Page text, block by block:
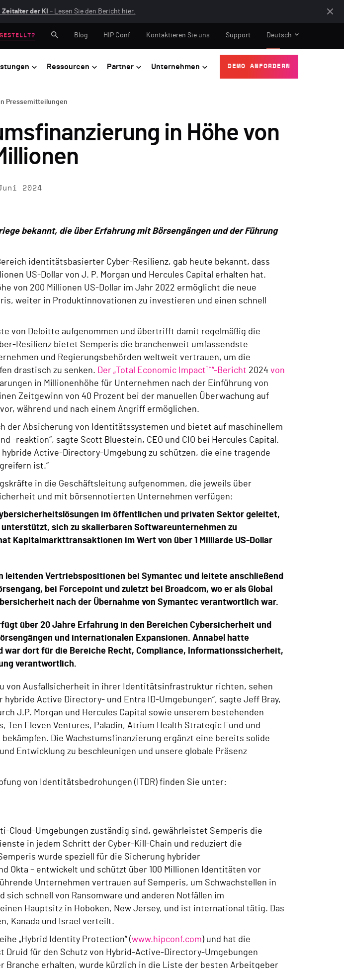
der KI – Lesen Sie den Bericht hier.
Ressourcen Partner Unternehmen DEMO ANFORDERN
Blog HIP Conf Kontaktieren Sie uns Support Deutsch
Pressemitteilungen
in Höhe von
2024
bekannt, die über Erfahrung mit Börsengängen und der Führung
identitätsbasierter Cyber-Resilienz, gab heute bekannt, dass
US-Dollar von J. P. Morgan und Hercules Capital erhalten hat.
von 200 Millionen US-Dollar im Jahr 2022 ermöglicht die neue
weiter in Produktinnovationen zu investieren und einen schnell
von Deloitte aufgenommen und übertrifft damit regelmäßig die
Resilienz bietet Semperis die branchenweit umfassendste
und Regierungsbehörden weltweit vertrauen, um die
drastisch zu senken. Der „Total Economic Impact™“-Bericht 2024 von
in Millionenhöhe für Unternehmen nach der Einführung von
Zeitgewinn von 40 Prozent bei der manuellen Überwachung auf
während und nach einem Angriff ermöglichen.
Absicherung von Identitätssystemen und bietet auf maschinellem
-reaktion“, sagte Scott Bluestein, CEO und CIO bei Hercules Capital.
Active-Directory-Umgebung zu schützen, die eine tragende
ist.“
in die Geschäftsleitung aufgenommen, die jeweils über
und mit börsennotierten Unternehmen verfügen:
im öffentlichen und privaten Sektor geleitet,
sich zu skalierbaren Softwareunternehmen zu
Kapitalmarkttransaktionen im Wert von über 1 Milliarde US-Dollar
leitenden Vertriebspositionen bei Symantec und leitete anschließend
bei Forcepoint und zuletzt bei Broadcom, wo er als Global
nach der Übernahme von Symantec verantwortlich war.
über 20 Jahre Erfahrung in den Bereichen Cybersicherheit und
und internationalen Expansionen. Annabel hatte
war dort für die Bereiche Recht, Compliance, Informationssicherheit,
verantwortlich.
von Ausfallsicherheit in ihrer Identitätsinfrastruktur richten, sehen
Active Directory- und Entra ID-Umgebungen“, sagte Jeff Bray,
J.P. Morgan und Hercules Capital sowie unserem bestehenden
Ten Eleven Ventures, Paladin, Atrium Health Strategic Fund und
Die Wachstumsfinanzierung ergänzt eine bereits solide
Entwicklung zu beschleunigen und unsere globale Präsenz
von Identitätsbedrohungen (ITDR) finden Sie unter:
Cloud-Umgebungen zuständig sind, gewährleistet Semperis die
in jedem Schritt der Cyber-Kill-Chain und reduziert die
wurde speziell für die Sicherung hybrider
Okta – entwickelt und schützt über 100 Millionen Identitäten vor
Unternehmen vertrauen auf Semperis, um Schwachstellen in
sich schnell von Ransomware und anderen Notfällen im
Hauptsitz in Hoboken, New Jersey, und ist international tätig. Das
Kanada und Israel verteilt.
„Hybrid Identity Protection“ (www.hipconf.com) und hat die
Druid für den Schutz von Hybrid-Active-Directory-Umgebungen
Branche erhalten, wurde kürzlich in die Liste der besten Arbeitgeber